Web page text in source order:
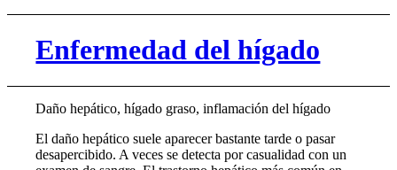
Enfermedad del hígado
Daño hepático, hígado graso, inflamación del hígado
El daño hepático suele aparecer bastante tarde o pasar
desapercibido. A veces se detecta por casualidad con un